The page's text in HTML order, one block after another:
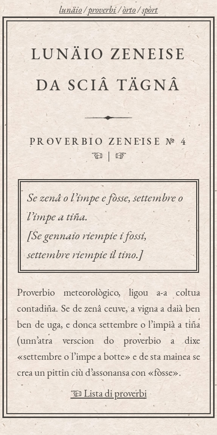
lunäio/proverbi/òrto/spòrt
LUNÄIO ZENEISE
DA SCIÂ TÄGNÂ
PROVERBIO ZENEISE № 4
☜ | ☞
Se zenâ o l’impe e fòsse, settembre o
l’impe a tiña.
[Se gennaio riempie i fossi,
settembre riempie il tino.]
Proverbio meteorològico, ligou a-a coltua
contadiña. Se de zenâ ceuve, a vigna a daià ben
ben de uga, e donca settembre o l’impià a tiña
(unn’atra verscion do proverbio a dixe
«settembre o l’impe a botte» e de sta mainea se
crea un pittin ciù d’assonansa con «fòsse».
☜ Lista di proverbi